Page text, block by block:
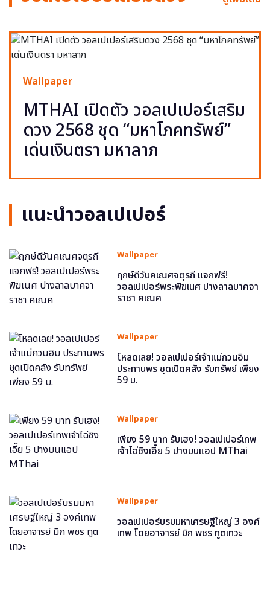
Wallpaper
MTHAI เปิดตัว วอลเปเปอร์เสริม
ดวง 2568 ชุด “มหาโภคทรัพย์”
เด่นเงินตรา มหาลาภ
แนะนำวอลเปเปอร์
Wallpaper
ฤกษ์ดีวันคเณศจตุรถี แจกฟรี!
วอลเปเปอร์พระพิฆเนศ ปางลาลบาคจา
ราชา คเณศ
Wallpaper
โหลดเลย! วอลเปเปอร์เจ้าแม่กวนอิม
ประทานพร ชุดเปิดคลัง รับทรัพย์ เพียง
59 บ.
Wallpaper
เพียง 59 บาท รับเฮง! วอลเปเปอร์เทพ
เจ้าไฉ่ซิงเอี๊ย 5 ปางบนแอป MThai
Wallpaper
วอลเปเปอร์บรมมหาเศรษฐีใหญ่ 3 องค์
เทพ โดยอาจารย์ มิก พชร ทูตเทวะ